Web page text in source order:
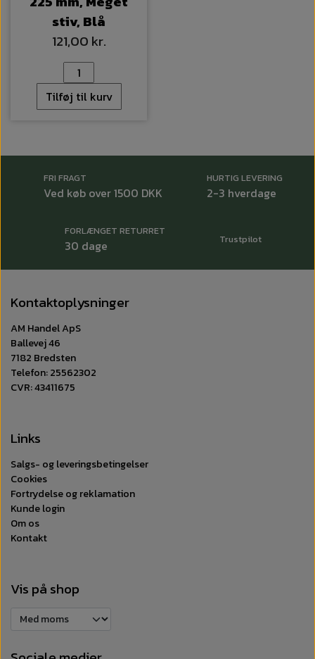
stiv, Blå
121,00 kr.
Tilføj til kurv
FRI FRAGT
Ved køb over 1500 DKK
HURTIG LEVERING
2-3 hverdage
FORLÆNGET RETURRET
30 dage Trustpilot
Kontaktoplysninger
AM Handel ApS
Ballevej 46
7182 Bredsten
Telefon: 25562302
CVR: 43411675
Links
Salgs- og leveringsbetingelser
Cookies
Fortrydelse og reklamation
Kunde login
Om os
Kontakt
Vis på shop